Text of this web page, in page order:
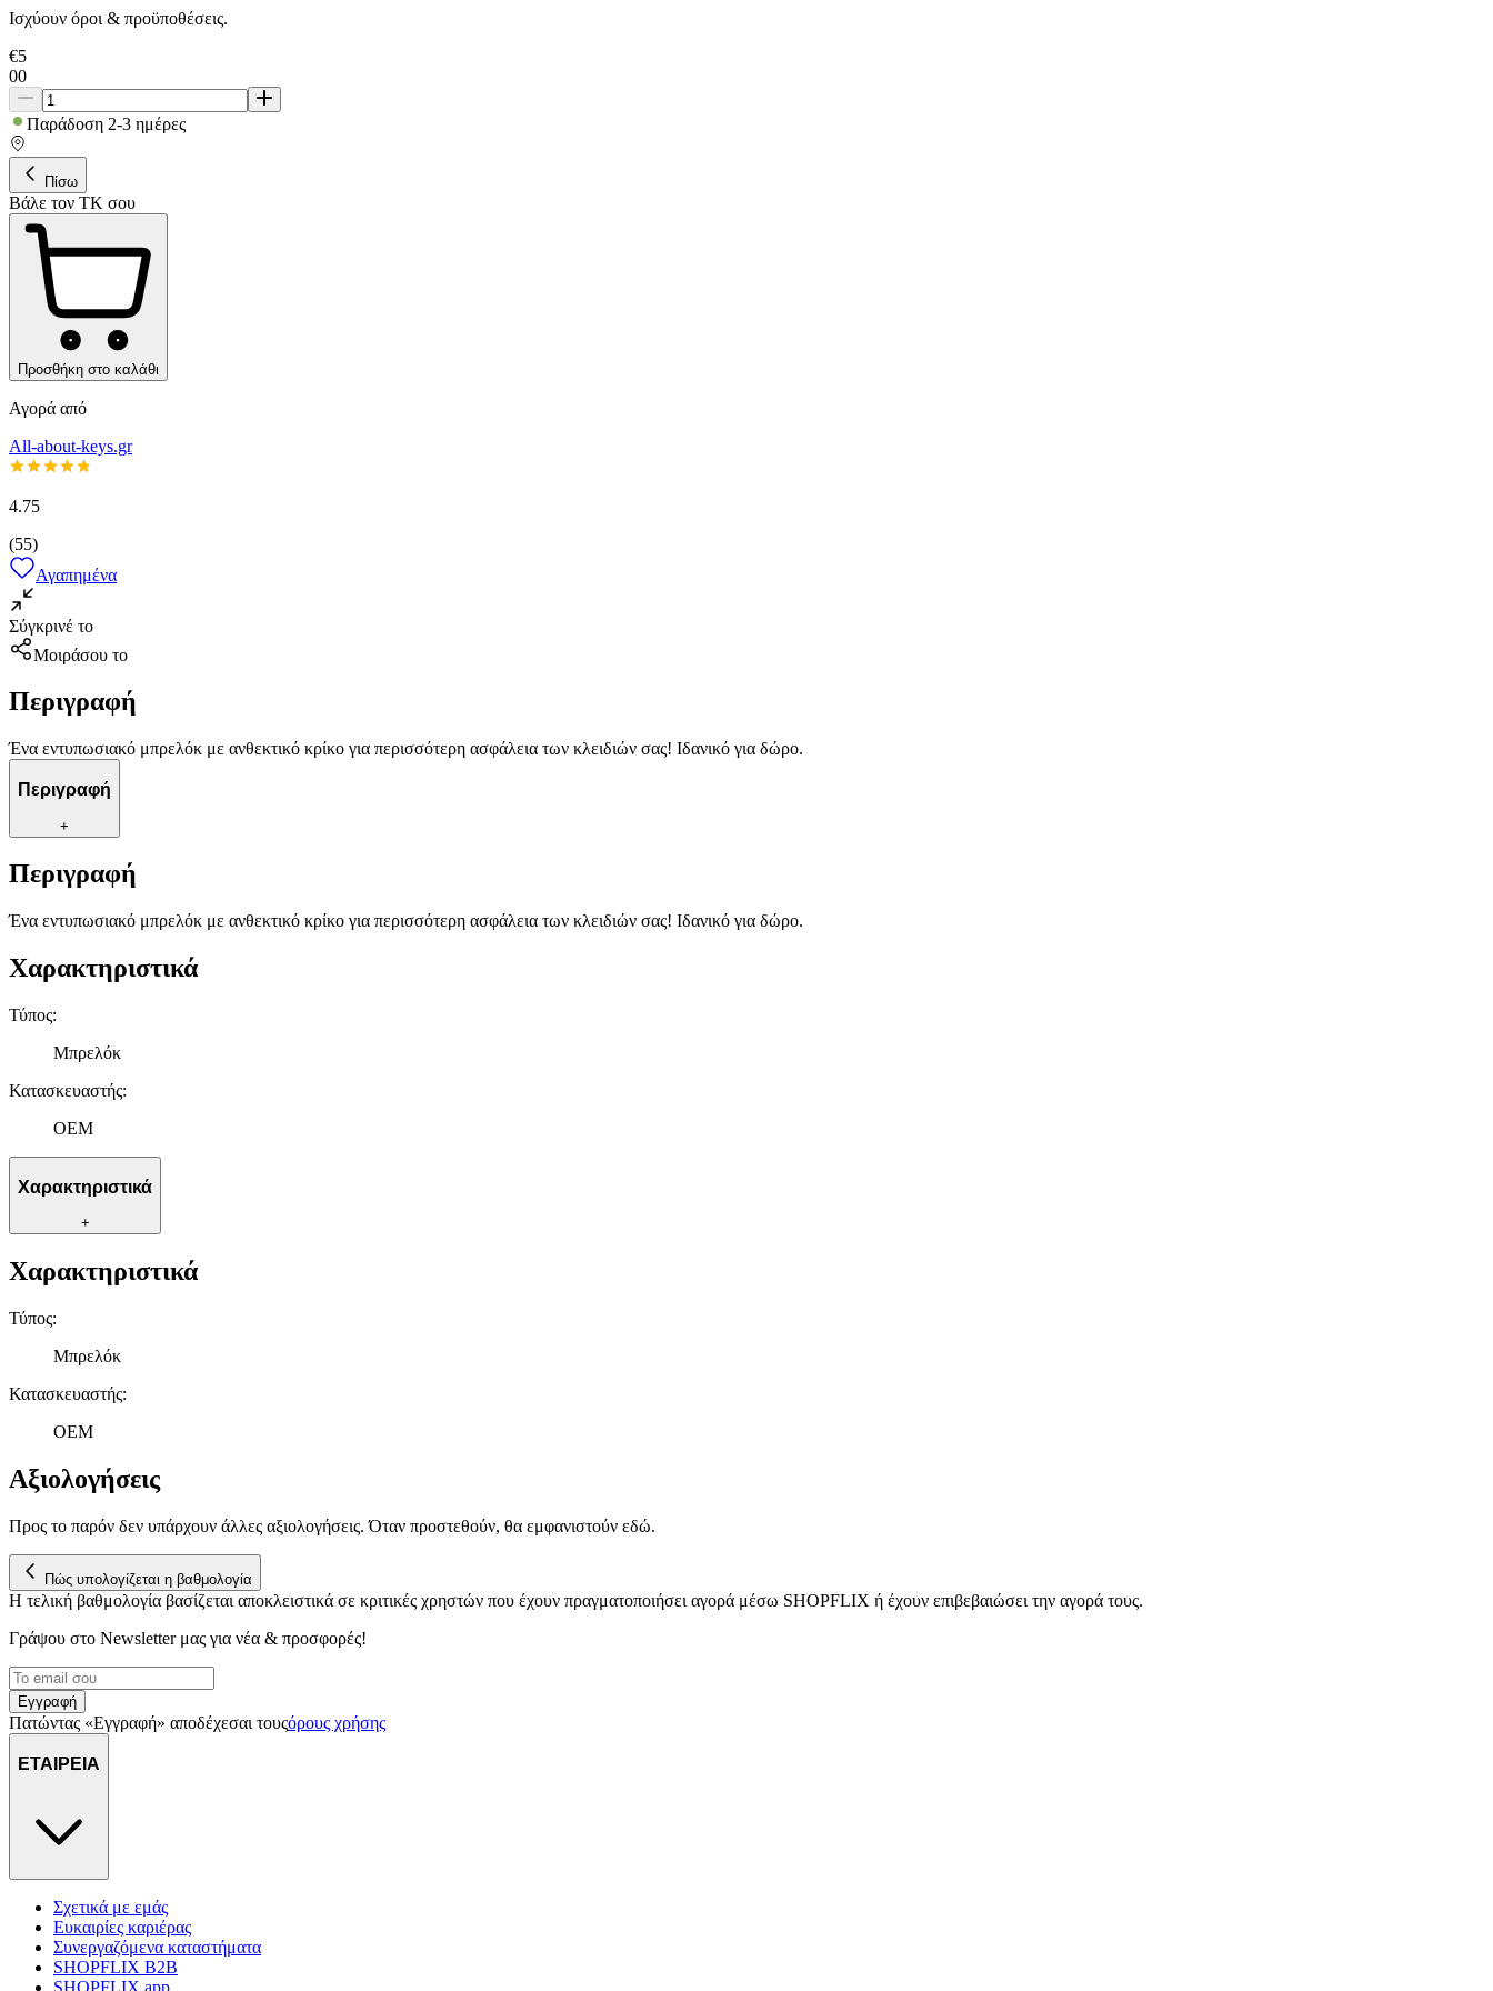
Ισχύουν όροι & προϋποθέσεις.
€5
00
Παράδοση 2-3 ημέρες
Πίσω
Βάλε τον ΤΚ σου
Προσθήκη στο καλάθι
Αγορά από
All-about-keys.gr
4.75
(55)
Αγαπημένα
Σύγκρινέ το
Μοιράσου το
Περιγραφή
Ένα εντυπωσιακό μπρελόκ με ανθεκτικό κρίκο για περισσότερη ασφάλεια των κλειδιών σας! Ιδανικό για δώρο.
Περιγραφή
+
Περιγραφή
Ένα εντυπωσιακό μπρελόκ με ανθεκτικό κρίκο για περισσότερη ασφάλεια των κλειδιών σας! Ιδανικό για δώρο.
Χαρακτηριστικά
Τύπος:
Μπρελόκ
Κατασκευαστής:
OEM
Χαρακτηριστικά
+
Χαρακτηριστικά
Τύπος:
Μπρελόκ
Κατασκευαστής:
OEM
Αξιολογήσεις
Προς το παρόν δεν υπάρχουν άλλες αξιολογήσεις. Όταν προστεθούν, θα εμφανιστούν εδώ.
Πώς υπολογίζεται η βαθμολογία
Η τελική βαθμολογία βασίζεται αποκλειστικά σε κριτικές χρηστών που έχουν πραγματοποιήσει αγορά μέσω SHOPFLIX ή έχουν επιβεβαιώσει την αγορά τους.
Γράψου στο Νewsletter μας για νέα & προσφορές!
Εγγραφή
Πατώντας «Εγγραφή» αποδέχεσαι τουςόρους χρήσης
ΕΤΑΙΡΕΙΑ
Σχετικά με εμάς
Ευκαιρίες καριέρας
Συνεργαζόμενα καταστήματα
SHOPFLIX B2B